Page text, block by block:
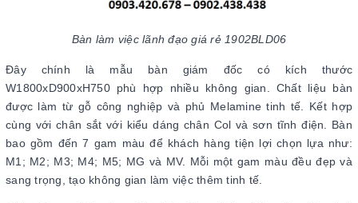
Bàn làm việc lãnh đạo giá rẻ 1902BLD06
Đây chính là mẫu bàn giám đốc có kích thước
W1800xD900xH750 phù hợp nhiều không gian. Chất liệu bàn
được làm từ gỗ công nghiệp và phủ Melamine tinh tế. Kết hợp
cùng với chân sắt với kiểu dáng chân Col và sơn tĩnh điện. Bàn
bao gồm đến 7 gam màu để khách hàng tiện lợi chọn lựa như:
M1; M2; M3; M4; M5; MG và MV. Mỗi một gam màu đều đẹp và
sang trọng, tạo không gian làm việc thêm tinh tế.